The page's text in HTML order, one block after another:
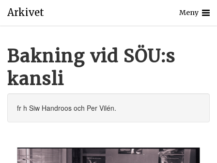
Arkivet Meny
Bakning vid SÖU:s
kansli
fr h Siw Handroos och Per Vilén.